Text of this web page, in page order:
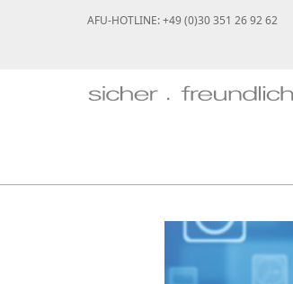
AFU-HOTLINE: +49 (0)30 351 26 92 62